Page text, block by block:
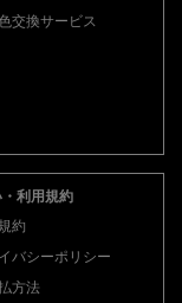
交換サービス
利用規約
約
バシーポリシー
方法